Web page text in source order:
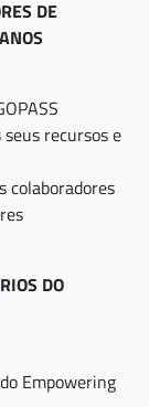
DE
recursos e
colaboradores
DO
Empowering